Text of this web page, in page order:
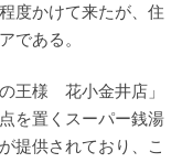
度かけて来たが、住
である。
王様 花小金井店」
を置くスーパー銭湯
提供されており、こ